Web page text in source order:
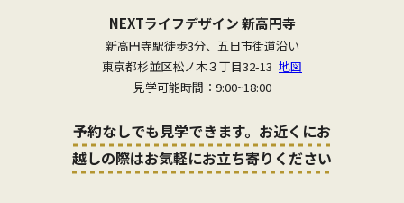
NEXTライフデザイン 新高円寺
新高円寺駅徒歩3分、五日市街道沿い
東京都杉並区松ノ木３丁目32-13 地図
見学可能時間：9:00~18:00
予約なしでも見学できます。お近くにお
越しの際はお気軽にお立ち寄りください